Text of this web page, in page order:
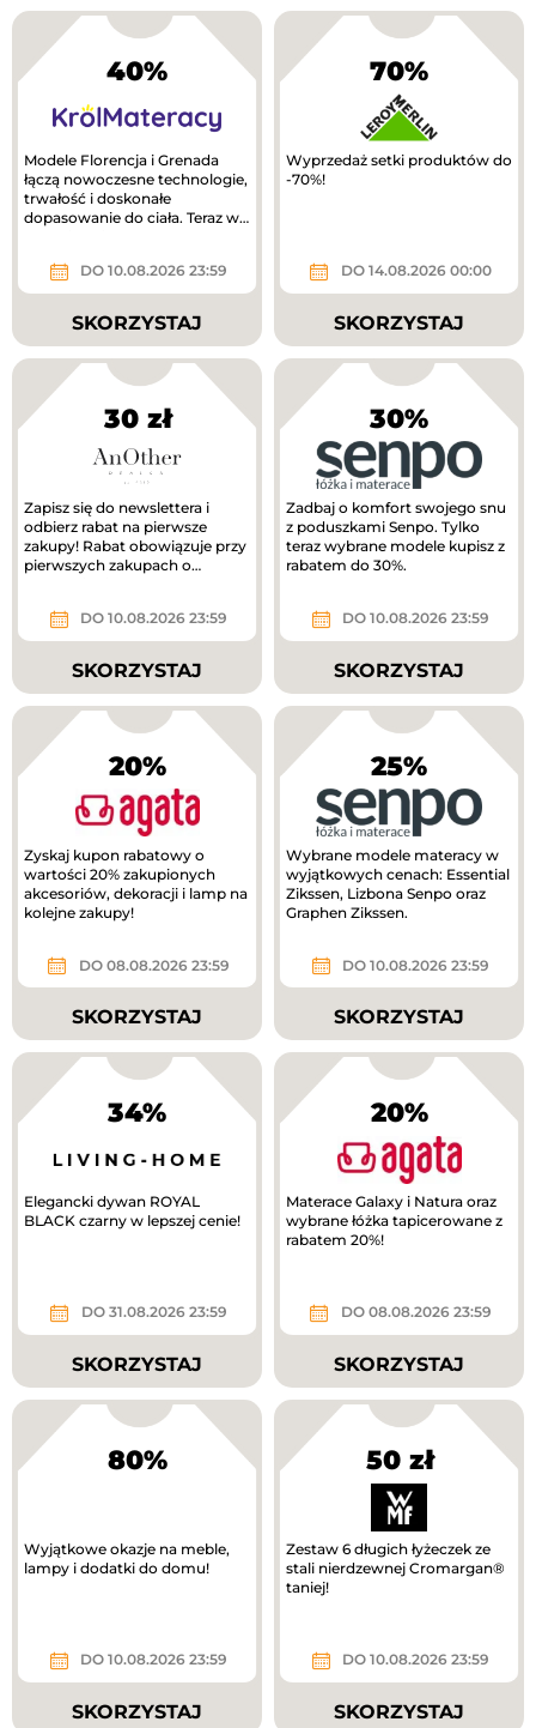
40%
Modele Florencja i Grenada
łączą nowoczesne technologie,
trwałość i doskonałe
dopasowanie do ciała. Teraz w
DO 10.08.2026 23:59
SKORZYSTAJ
70%
Wyprzedaż setki produktów do
-70%!
DO 14.08.2026 00:00
SKORZYSTAJ
30 zł
Zapisz się do newslettera i
odbierz rabat na pierwsze
zakupy! Rabat obowiązuje przy
pierwszych zakupach o
DO 10.08.2026 23:59
SKORZYSTAJ
30%
Zadbaj o komfort swojego snu
z poduszkami Senpo. Tylko
teraz wybrane modele kupisz z
rabatem do 30%.
DO 10.08.2026 23:59
SKORZYSTAJ
20%
Zyskaj kupon rabatowy o
wartości 20% zakupionych
akcesoriów, dekoracji i lamp na
kolejne zakupy!
DO 08.08.2026 23:59
SKORZYSTAJ
25%
Wybrane modele materacy w
wyjątkowych cenach: Essential
Zikssen, Lizbona Senpo oraz
Graphen Zikssen.
DO 10.08.2026 23:59
SKORZYSTAJ
34%
Elegancki dywan ROYAL
BLACK czarny w lepszej cenie!
DO 31.08.2026 23:59
SKORZYSTAJ
20%
Materace Galaxy i Natura oraz
wybrane łóżka tapicerowane z
rabatem 20%!
DO 08.08.2026 23:59
SKORZYSTAJ
80%
Wyjątkowe okazje na meble,
lampy i dodatki do domu!
DO 10.08.2026 23:59
SKORZYSTAJ
50 zł
Zestaw 6 długich łyżeczek ze
stali nierdzewnej Cromargan®
taniej!
DO 10.08.2026 23:59
SKORZYSTAJ